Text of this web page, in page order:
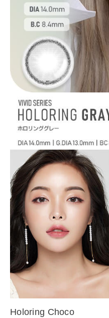
Holoring Choco